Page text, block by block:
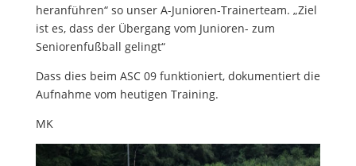
heranführen“ so unser A-Junioren-Trainerteam. „Ziel
ist es, dass der Übergang vom Junioren- zum
Seniorenfußball gelingt“
Dass dies beim ASC 09 funktioniert, dokumentiert die
Aufnahme vom heutigen Training.
MK